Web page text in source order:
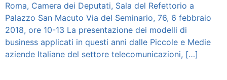
Roma, Camera dei Deputati, Sala del Refettorio a
Palazzo San Macuto Via del Seminario, 76, 6 febbraio
2018, ore 10-13 La presentazione dei modelli di
business applicati in questi anni dalle Piccole e Medie
aziende Italiane del settore telecomunicazioni, […]